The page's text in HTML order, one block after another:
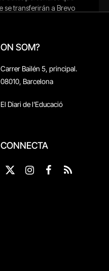
ON SOM?
Carrer Bailén 5, principal.
08010, Barcelona
El Diari de l'Educació
CONNECTA
X
Instagram
Facebook
RSS